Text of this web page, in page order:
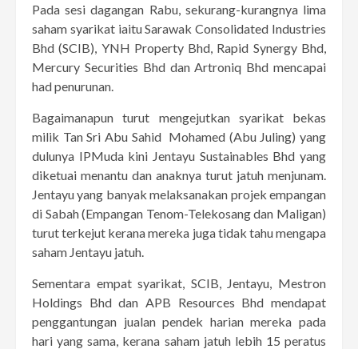
Pada sesi dagangan Rabu, sekurang-kurangnya lima
saham syarikat iaitu Sarawak Consolidated Industries
Bhd (SCIB), YNH Property Bhd, Rapid Synergy Bhd,
Mercury Securities Bhd dan Artroniq Bhd mencapai
had penurunan.
Bagaimanapun turut mengejutkan syarikat bekas
milik Tan Sri Abu Sahid Mohamed (Abu Juling) yang
dulunya IPMuda kini Jentayu Sustainables Bhd yang
diketuai menantu dan anaknya turut jatuh menjunam.
Jentayu yang banyak melaksanakan projek empangan
di Sabah (Empangan Tenom-Telekosang dan Maligan)
turut terkejut kerana mereka juga tidak tahu mengapa
saham Jentayu jatuh.
Sementara empat syarikat, SCIB, Jentayu, Mestron
Holdings Bhd dan APB Resources Bhd mendapat
penggantungan jualan pendek harian mereka pada
hari yang sama, kerana saham jatuh lebih 15 peratus